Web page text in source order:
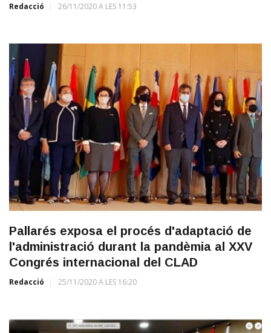
Redacció 26/11/2020 A LES 11:53
Pallarés exposa el procés d'adaptació de
l'administració durant la pandèmia al XXV
Congrés internacional del CLAD
Redacció 25/11/2020 A LES 16:20